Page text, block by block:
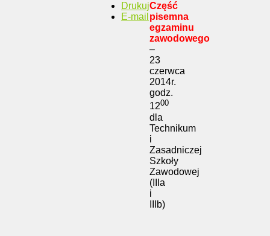
Drukuj
E-mail
Część
pisemna
egzaminu
zawodowego
–
23
czerwca
2014r.
godz.
1200
dla
Technikum
i
Zasadniczej
Szkoły
Zawodowej
(IIIa
i
IIIb)